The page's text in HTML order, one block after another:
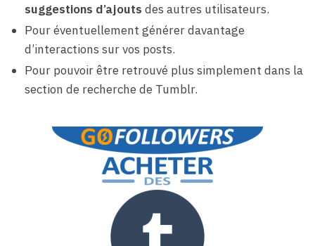
suggestions d’ajouts des autres utilisateurs.
Pour éventuellement générer davantage
d’interactions sur vos posts.
Pour pouvoir être retrouvé plus simplement dans la
section de recherche de Tumblr.